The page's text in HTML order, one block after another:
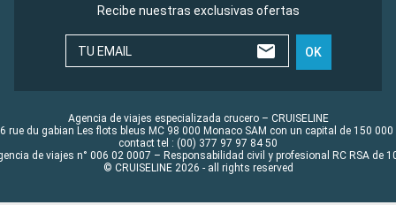
Recibe nuestras exclusivas ofertas
TU EMAIL OK
Agencia de viajes especializada crucero – CRUISELINE
rue du gabian Les flots bleus MC 98 000 Monaco SAM con un capital de 150 000
contact tel : (00) 377 97 97 84 50
de viajes n° 006 02 0007 – Responsabilidad civil y profesional RC RSA de
© CRUISELINE 2026 - all rights reserved